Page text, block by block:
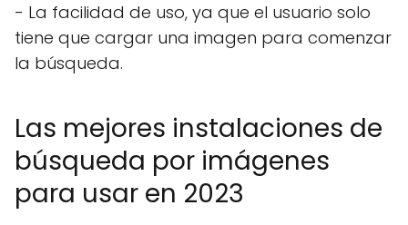
- La facilidad de uso, ya que el usuario solo
tiene que cargar una imagen para comenzar
la búsqueda.
Las mejores instalaciones de
búsqueda por imágenes
para usar en 2023